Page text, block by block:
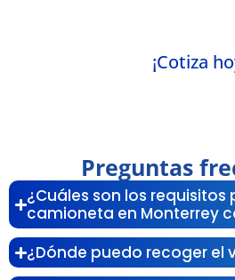
¡Cotiza
Preguntas
¿Cuáles son los requisitos
camioneta en Monterrey
¿Dónde puedo recoger el